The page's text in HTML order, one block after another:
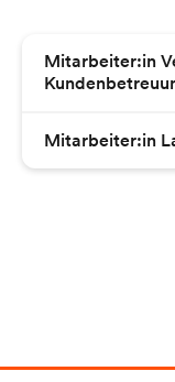
Mitarbeiter:in
Mitarbeiter:in